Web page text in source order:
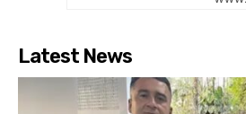
Latest News